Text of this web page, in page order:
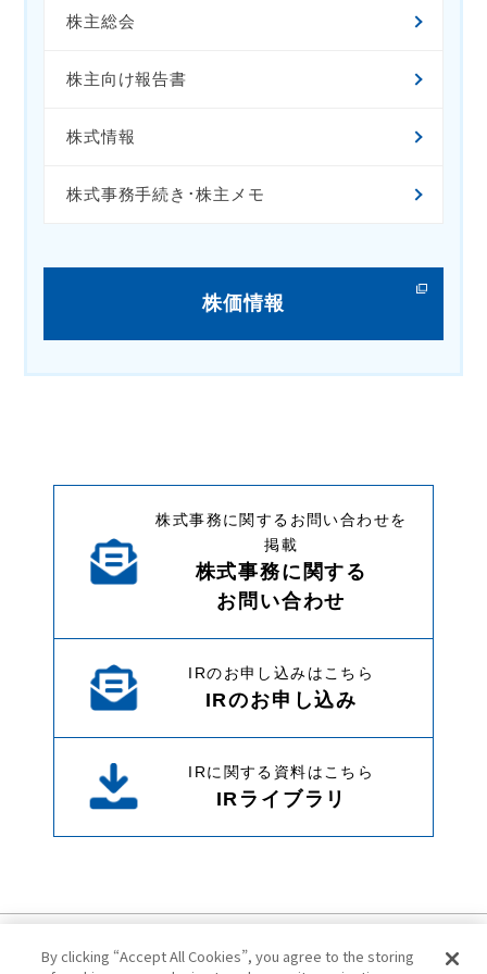
株主総会
株主向け報告書
株式情報
株式事務手続き･株主メモ
株価情報
株式事務に関するお問い合わせを
掲載
株式事務に関する
お問い合わせ
IRのお申し込みはこちら
IRのお申し込み
IRに関する資料はこちら
IRライブラリ
By clicking “Accept All Cookies”, you agree to the storing